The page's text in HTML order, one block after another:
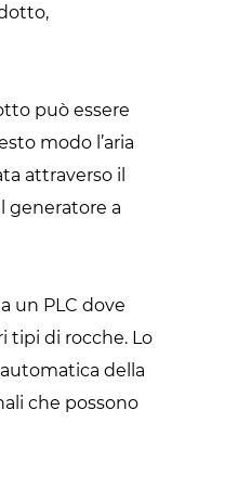
può essere
modo l’aria
attraverso il
generatore a
un PLC dove
tipi di rocche. Lo
della
che possono